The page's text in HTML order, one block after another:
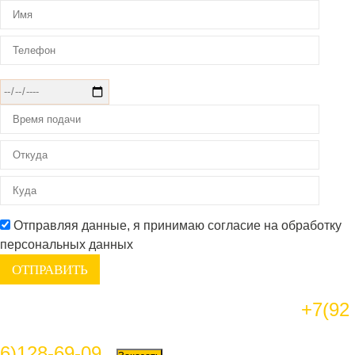
Отправляя данные, я принимаю согласие на обработку
персональных данных
+7(92